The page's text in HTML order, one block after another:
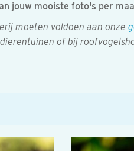
jouw mooiste foto's per
moeten voldoen aan onze
of bij